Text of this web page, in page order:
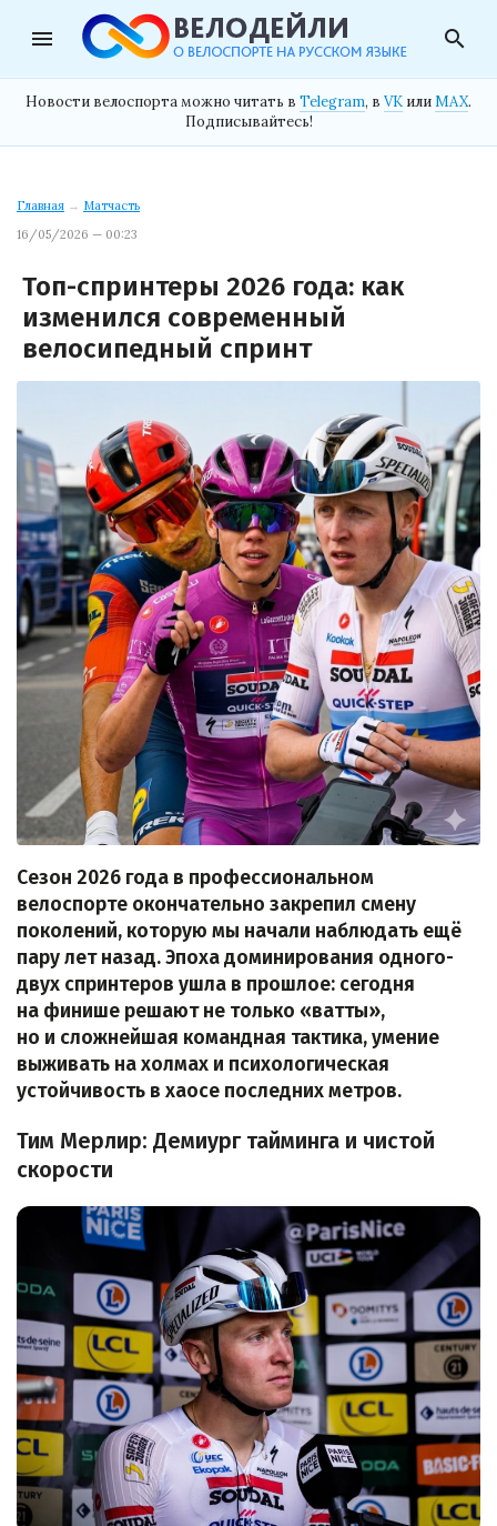
menu search
Новости велоспорта можно читать в Telegram, в VK илиMAX.
Подписывайтесь!
Главная → Матчасть
16/05/2026 — 00:23
Топ-спринтеры 2026 года: как
изменился современный
велосипедный спринт
Сезон 2026 года в профессиональном
велоспорте окончательно закрепил смену
поколений, которую мы начали наблюдать ещё
пару лет назад. Эпоха доминирования одного-
двух спринтеров ушла в прошлое: сегодня
на финише решают не только «ватты»,
но и сложнейшая командная тактика, умение
выживать на холмах и психологическая
устойчивость в хаосе последних метров.
Тим Мерлир: Демиург тайминга и чистой
скорости